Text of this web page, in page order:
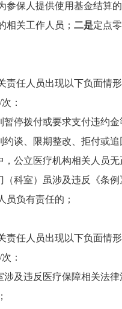
参保人提供使用基金结算
相关工作人员； 二是定点
责任人员出现以下负面
/次：
暂停拨付或要求支付违
谈、限期整改、拒付或
公立医疗机构相关人员
科室）虽涉及违反《条
员负有责任的；
责任人员出现以下负面
：
及违反医疗保障相关法